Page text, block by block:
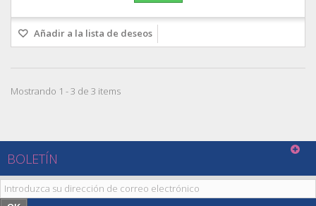
Añadir a la lista de deseos
Mostrando 1 - 3 de 3 items
BOLETÍN